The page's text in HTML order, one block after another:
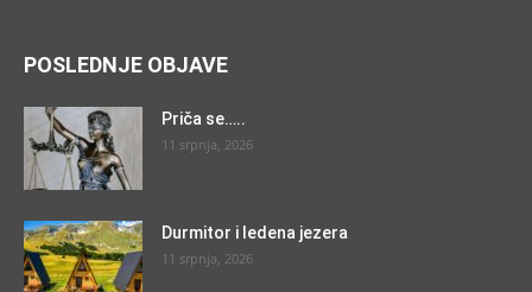
POSLEDNJE OBJAVE
Priča se…..
11 srpnja, 2026
Durmitor i ledena jezera
11 srpnja, 2026